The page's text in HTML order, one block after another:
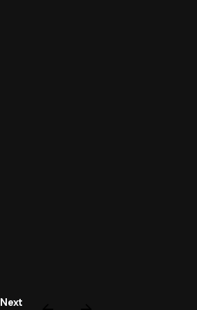
Next